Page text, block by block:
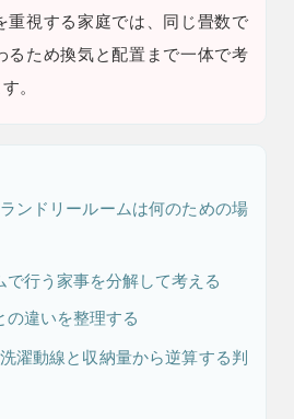
重視する家庭では、同じ畳数で
るため換気と配置まで一体で考
。
ンドリールームは何のための場
で行う家事を分解して考える
の違いを整理する
濯動線と収納量から逆算する判
ンス 安心保証制度